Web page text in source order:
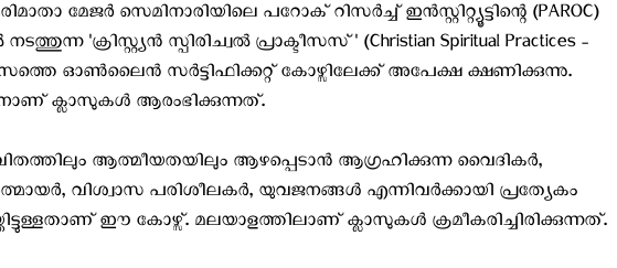
മേജർ സെമിനാരിയിലെ പറോക് റിസർച്ച് ഇൻസ്റ്റിറ്റ്യൂട്ടിന്റെ (PAROC)
'ക്രിസ്റ്റ്യൻ സ്പിരിച്വൽ പ്രാക്ടീസസ്' (Christian Spiritual Practices -
ഓൺലൈൻ സർട്ടിഫിക്കറ്റ് കോഴ്സിലേക്ക് അപേക്ഷ ക്ഷണിക്കുന്നു.
ക്ലാസുകൾ ആരംഭിക്കുന്നത്.
ആത്മീയതയിലും ആഴപ്പെടാൻ ആഗ്രഹിക്കുന്ന വൈദികർ,
വിശ്വാസ പരിശീലകർ, യുവജനങ്ങൾ എന്നിവർക്കായി പ്രത്യേകം
ഈ കോഴ്സ്. മലയാളത്തിലാണ് ക്ലാസുകൾ ക്രമീകരിച്ചിരിക്കുന്നത്.